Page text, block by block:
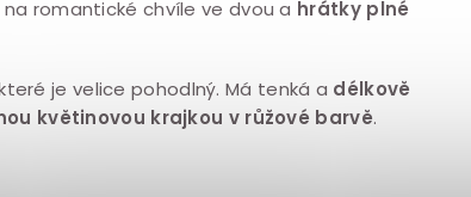
romantické chvíle ve dvou a hrátky plné
je velice pohodlný. Má tenká a délkově
květinovou krajkou v růžové barvě.